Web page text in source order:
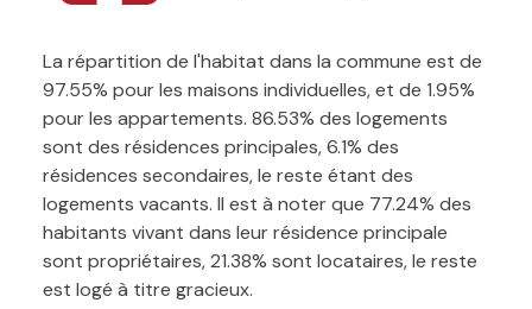
La répartition de l'habitat dans la commune est de
97.55% pour les maisons individuelles, et de 1.95%
pour les appartements. 86.53% des logements
sont des résidences principales, 6.1% des
résidences secondaires, le reste étant des
logements vacants. Il est à noter que 77.24% des
habitants vivant dans leur résidence principale
sont propriétaires, 21.38% sont locataires, le reste
est logé à titre gracieux.